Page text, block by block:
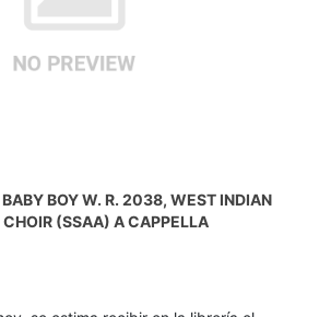
BOY W. R. 2038, WEST INDIAN
CHOIR (SSAA) A CAPPELLA